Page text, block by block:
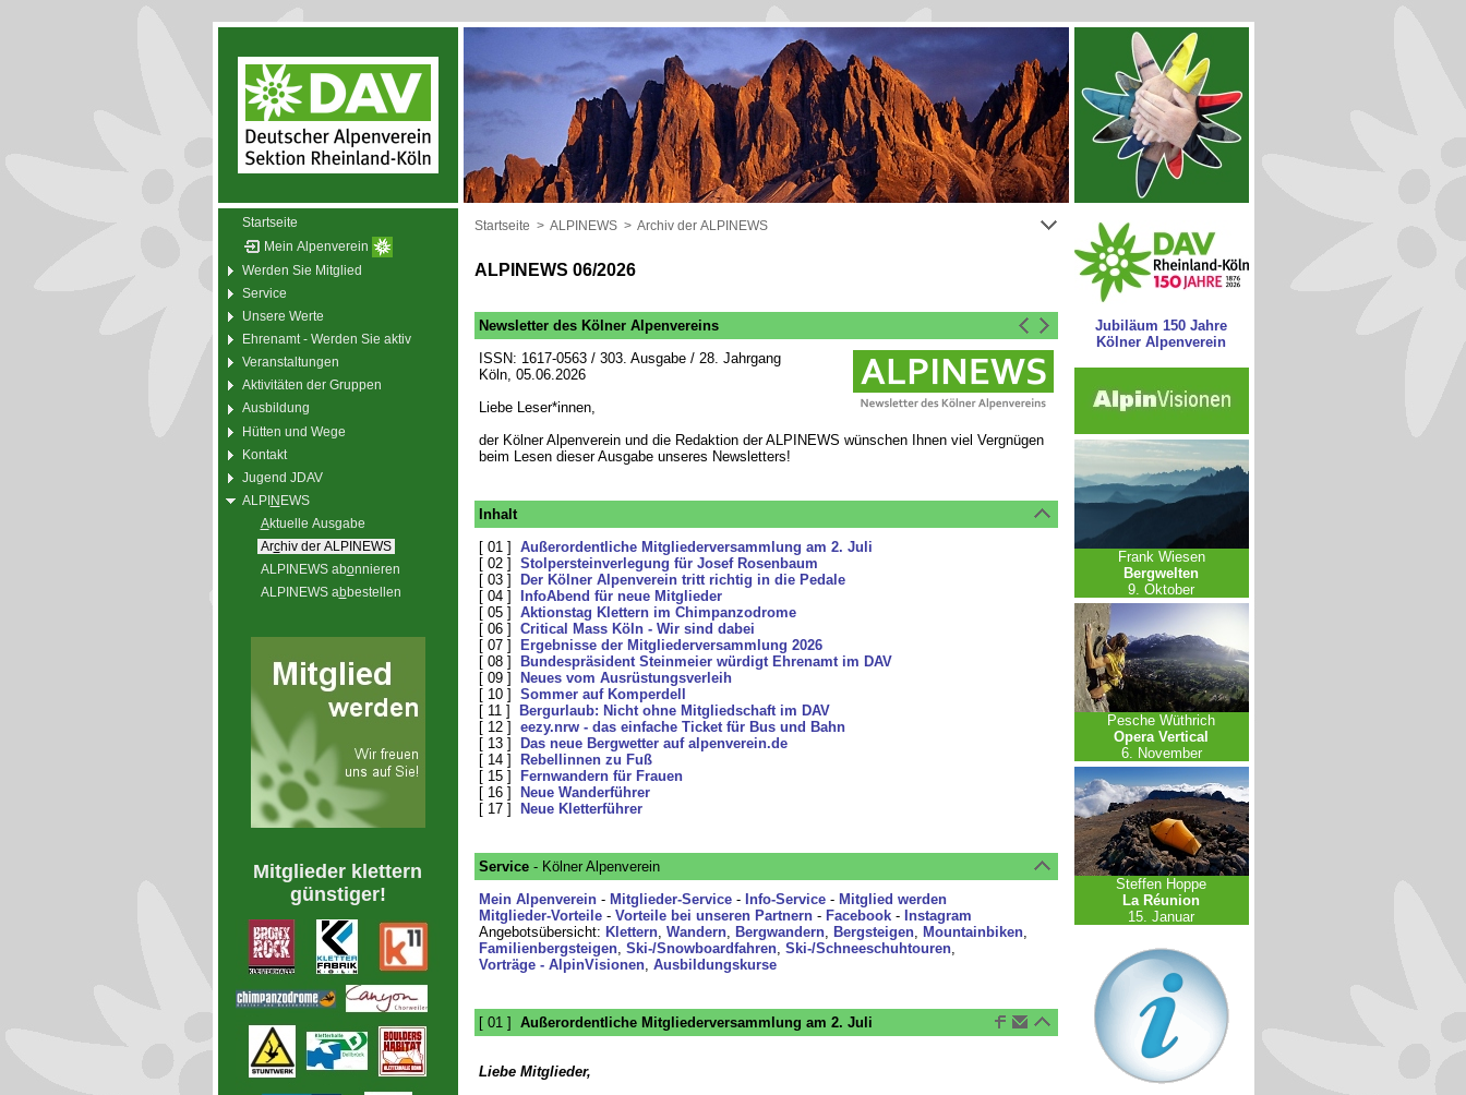
Startseite
Mein Alpenverein
Werden Sie Mitglied
Service
Unsere Werte
Ehrenamt - Werden Sie aktiv
Veranstaltungen
Aktivitäten der Gruppen
Ausbildung
Hütten und Wege
Kontakt
Jugend JDAV
ALPINEWS
Aktuelle Ausgabe
Archiv der ALPINEWS
ALPINEWS abonnieren
ALPINEWS abbestellen
Mitglieder klettern
günstiger!
Startseite > ALPINEWS > Archiv der ALPINEWS
ALPINEWS 06/2026
Newsletter des Kölner Alpenvereins
ISSN: 1617-0563 / 303. Ausgabe / 28. Jahrgang
Köln, 05.06.2026
Liebe Leser*innen,
der Kölner Alpenverein und die Redaktion der ALPINEWS wünschen Ihnen viel Vergnügen
beim Lesen dieser Ausgabe unseres Newsletters!
Inhalt
[ 01 ] Außerordentliche Mitgliederversammlung am 2. Juli
[ 02 ] Stolpersteinverlegung für Josef Rosenbaum
[ 03 ]
Der Kölner Alpenverein tritt richtig in die Pedale
[ 04 ]
InfoAbend für neue Mitglieder
[ 05 ] Aktionstag Klettern im Chimpanzodrome
[ 06 ] Critical Mass Köln - Wir sind dabei
[ 07 ]
Ergebnisse der Mitgliederversammlung 2026
[ 08 ]
Bundespräsident Steinmeier würdigt Ehrenamt im DAV
[ 09 ]
Neues vom Ausrüstungsverleih
[ 10 ] Sommer auf Komperdell
[ 11 ]
Bergurlaub: Nicht ohne Mitgliedschaft im DAV
[ 12 ] eezy.nrw - das einfache Ticket für Bus und Bahn
[ 13 ]
Das neue Bergwetter auf alpenverein.de
[ 14 ]
Rebellinnen zu Fuß
[ 15 ]
Fernwandern für Frauen
[ 16 ]
Neue Wanderführer
[ 17 ]
Neue Kletterführer
Service- Kölner Alpenverein
Mein Alpenverein- Mitglieder-Service- Info-Service- Mitglied werden
Mitglieder-Vorteile- Vorteile bei unseren Partnern- Facebook- Instagram
Angebotsübersicht: Klettern, Wandern, Bergwandern, Bergsteigen, Mountainbiken,
Familienbergsteigen, Ski-/Snowboardfahren, Ski-/Schneeschuhtouren,
Vorträge - AlpinVisionen, Ausbildungskurse
[ 01 ] Außerordentliche Mitgliederversammlung am 2. Juli
Liebe Mitglieder,
Jubiläum 150 Jahre
Kölner Alpenverein
Frank Wiesen
Bergwelten
9. Oktober
Pesche Wüthrich
Opera Vertical
6. November
Steffen Hoppe
La Réunion
15. Januar